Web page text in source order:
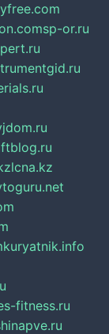
sp-or.ru
lcna.kz
kuryatnik.info
fitness.ru